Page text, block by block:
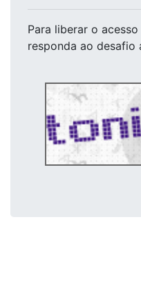
Para liberar o acesso
responda ao desafio